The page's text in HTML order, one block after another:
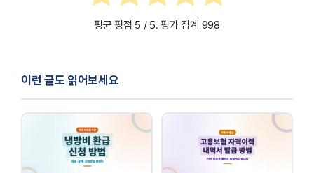
평균 평점 5 / 5. 평가 집계 998
이런 글도 읽어보세요